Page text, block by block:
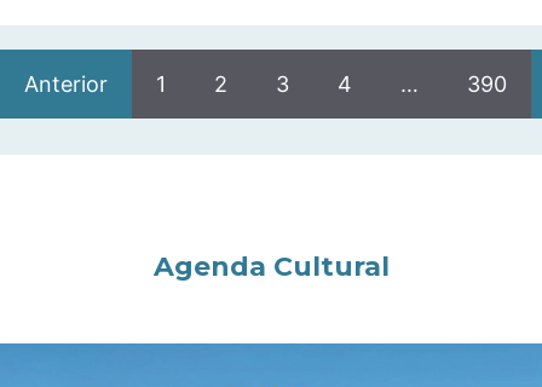
Anterior 1 2 3 4 … 390
Agenda Cultural